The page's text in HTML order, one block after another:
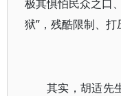
极其惧怕民众之口
狱”，残酷限制、打
其实，胡适先